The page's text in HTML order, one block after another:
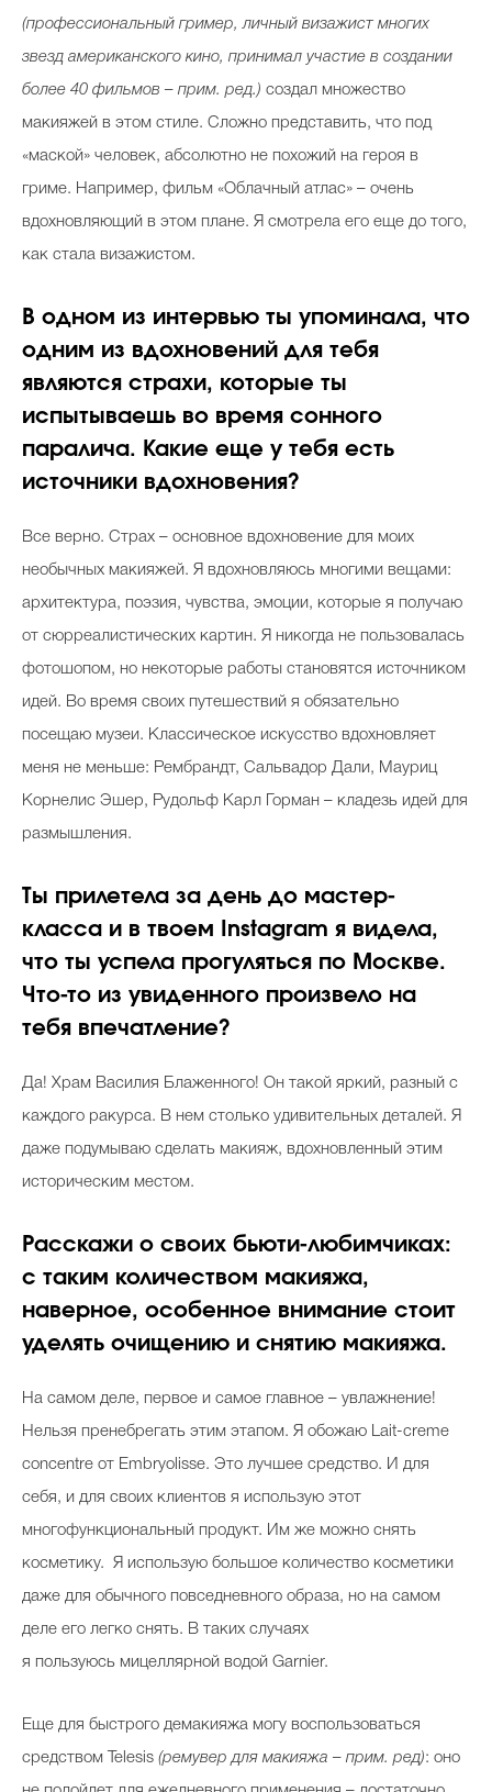
(профессиональный гример, личный визажист многих
звезд американского кино, принимал участие в создании
более 40 фильмов – прим. ред.) создал множество
макияжей в этом стиле. Сложно представить, что под
«маской» человек, абсолютно не похожий на героя в
гриме. Например, фильм «Облачный атлас» – очень
вдохновляющий в этом плане. Я смотрела его еще до того,
как стала визажистом.
В одном из интервью ты упоминала, что
одним из вдохновений для тебя
являются страхи, которые ты
испытываешь во время сонного
паралича. Какие еще у тебя есть
источники вдохновения?
Все верно. Страх – основное вдохновение для моих
необычных макияжей. Я вдохновляюсь многими вещами:
архитектура, поэзия, чувства, эмоции, которые я получаю
от сюрреалистических картин. Я никогда не пользовалась
фотошопом, но некоторые работы становятся источником
идей. Во время своих путешествий я обязательно
посещаю музеи. Классическое искусство вдохновляет
меня не меньше: Рембрандт, Сальвадор Дали, Мауриц
Корнелис Эшер, Рудольф Карл Горман – кладезь идей для
размышления.
Ты прилетела за день до мастер-
класса и в твоем Instagram я видела,
что ты успела прогуляться по Москве.
Что-то из увиденного произвело на
тебя впечатление?
Да! Храм Василия Блаженного! Он такой яркий, разный с
каждого ракурса. В нем столько удивительных деталей. Я
даже подумываю сделать макияж, вдохновленный этим
историческим местом.
Расскажи о своих бьюти-любимчиках:
с таким количеством макияжа,
наверное, особенное внимание стоит
уделять очищению и снятию макияжа.
На самом деле, первое и самое главное – увлажнение!
Нельзя пренебрегать этим этапом. Я обожаю Lait-creme
concentre от Embryolisse. Это лучшее средство. И для
себя, и для своих клиентов я использую этот
многофункциональный продукт. Им же можно снять
косметику. Я использую большое количество косметики
даже для обычного повседневного образа, но на самом
деле его легко снять. В таких случаях
я пользуюсь мицеллярной водой Garnier.
Еще для быстрого демакияжа могу воспользоваться
средством Telesis (ремувер для макияжа – прим. ред): оно